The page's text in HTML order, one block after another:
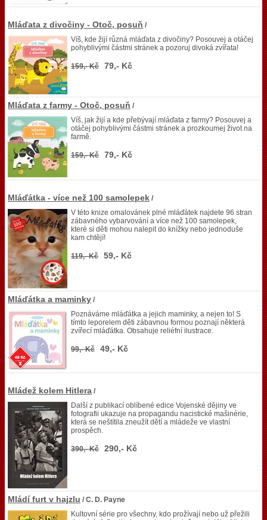
Mláďata z divočiny - Otoč, posuň /
Víš, kde žijí různá mláďata z divočiny? Posouvej a otáčej
pohyblivými částmi stránek a pozoruj divoká zvířata!
159,- Kč 79,- Kč
Mláďata z farmy - Otoč, posuň /
Víš, jak žijí a kde přebývají mláďata z farmy? Posouvej a
otáčej pohyblivými částmi stránek a prozkoumej život na
farmě.
159,- Kč 79,- Kč
Mláďátka - více než 100 samolepek /
V této knize omalovánek plné mláďátek najdete 96 stran
zábavného vybarvování a více než 100 samolepek,
které si děti mohou nalepit do knížky nebo jednoduše
kam chtějí!
119,- Kč 59,- Kč
Mláďátka a maminky /
Poznáváme mláďátka a jejich maminky, a nejen to! S
tímto leporelem děti zábavnou formou poznají některá
zvířecí mláďátka. Obsahuje reliéfní ilustrace.
99,- Kč 49,- Kč
Mládež kolem Hitlera /
Další z publikací oblíbené edice Vojenské dějiny ve
fotografii ukazuje na propagandu nacistické mašinérie,
která se neštítila zneužít dětí a mládeže ve vlastní
prospěch.
390,- Kč 290,- Kč
Mládí furt v hajzlu / C. D. Payne
Kultovní série pro všechny, kdo prožívají nebo už přežili